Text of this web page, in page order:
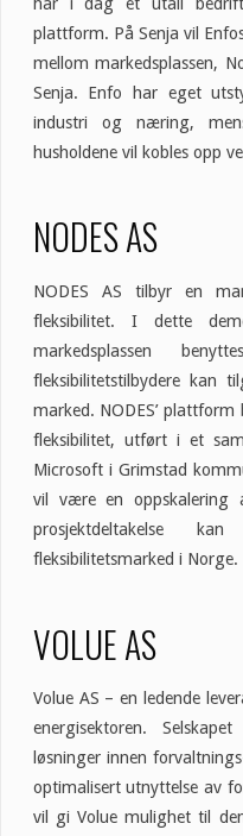
plattform. På Senja vil
mellom markedsplassen,
Senja. Enfo har eget
industri og næring,
husholdene vil kobles opp
NODES AS
NODES AS tilbyr en
fleksibilitet. I dette
markedsplassen
fleksibilitetstilbydere kan
marked. NODES’
fleksibilitet, utført i et
Microsoft i Grimstad
vil være en oppskalering
prosjektdeltakelse
fleksibilitetsmarked i Norge.
VOLUE AS
Volue AS – en ledende
energisektoren.
løsninger innen
optimalisert utnyttelse av
vil gi Volue mulighet til